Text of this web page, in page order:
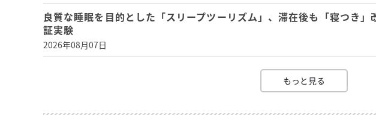
良質な睡眠を目的とした「スリープツーリズム」、滞在後も「寝つき
証実験
2026年08月07日
もっと見る